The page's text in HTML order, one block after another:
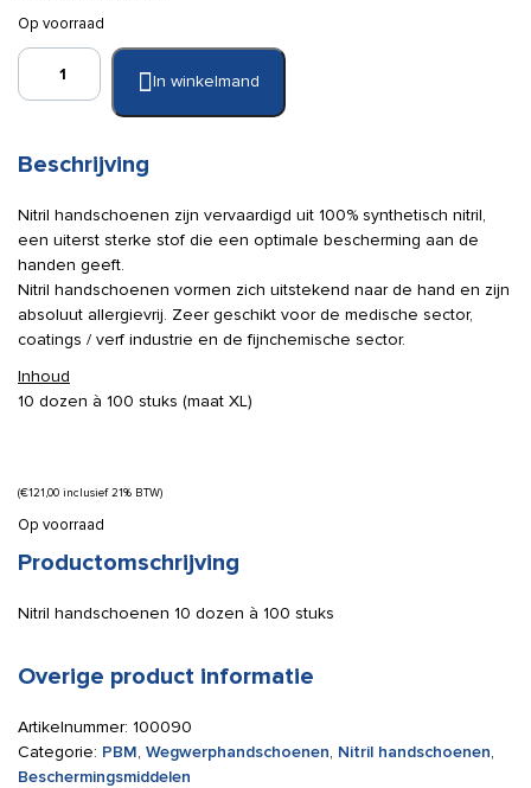
Op voorraad
Nitril
handschoenen
XL
a
10x
100
stuks
aantal
In winkelmand
Beschrijving
Nitril handschoenen zijn vervaardigd uit 100% synthetisch nitril,
een uiterst sterke stof die een optimale bescherming aan de
handen geeft.
Nitril handschoenen vormen zich uitstekend naar de hand en zijn
absoluut allergievrij. Zeer geschikt voor de medische sector,
coatings / verf industrie en de fijnchemische sector.
Inhoud
10 dozen à 100 stuks (maat XL)
(€121,00 inclusief 21% BTW)
Op voorraad
Productomschrijving
Nitril handschoenen 10 dozen à 100 stuks
Overige product informatie
Artikelnummer: 100090
Categorie: PBM, Wegwerphandschoenen, Nitril handschoenen,
Beschermingsmiddelen